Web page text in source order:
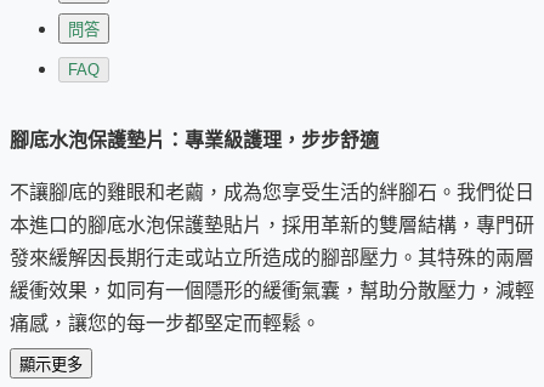
問答
FAQ
腳底水泡保護墊片：專業級護理，步步舒適
不讓腳底的雞眼和老繭，成為您享受生活的絆腳石。我們從日
本進口的腳底水泡保護墊貼片，採用革新的雙層結構，專門研
發來緩解因長期行走或站立所造成的腳部壓力。其特殊的兩層
緩衝效果，如同有一個隱形的緩衝氣囊，幫助分散壓力，減輕
痛感，讓您的每一步都堅定而輕鬆。
這些保護墊以其膚色的外觀而不易引人注目，讓您維持優雅的
顯示更多